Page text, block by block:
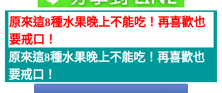
原來這8種水果晚上不能吃！再喜歡也
要戒口！
原來這8種水果晚上不能吃！再喜歡也
要戒口！